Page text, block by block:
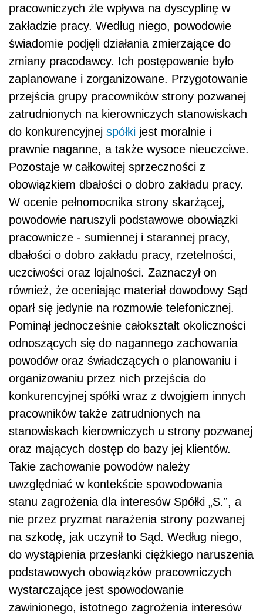
pracowniczych źle wpływa na dyscyplinę w
zakładzie pracy. Według niego, powodowie
świadomie podjęli działania zmierzające do
zmiany pracodawcy. Ich postępowanie było
zaplanowane i zorganizowane. Przygotowanie
przejścia grupy pracowników strony pozwanej
zatrudnionych na kierowniczych stanowiskach
do konkurencyjnej spółki jest moralnie i
prawnie naganne, a także wysoce nieuczciwe.
Pozostaje w całkowitej sprzeczności z
obowiązkiem dbałości o dobro zakładu pracy.
W ocenie pełnomocnika strony skarżącej,
powodowie naruszyli podstawowe obowiązki
pracownicze - sumiennej i starannej pracy,
dbałości o dobro zakładu pracy, rzetelności,
uczciwości oraz lojalności. Zaznaczył on
również, że oceniając materiał dowodowy Sąd
oparł się jedynie na rozmowie telefonicznej.
Pominął jednocześnie całokształt okoliczności
odnoszących się do nagannego zachowania
powodów oraz świadczących o planowaniu i
organizowaniu przez nich przejścia do
konkurencyjnej spółki wraz z dwojgiem innych
pracowników także zatrudnionych na
stanowiskach kierowniczych u strony pozwanej
oraz mających dostęp do bazy jej klientów.
Takie zachowanie powodów należy
uwzględniać w kontekście spowodowania
stanu zagrożenia dla interesów Spółki „S.”, a
nie przez pryzmat narażenia strony pozwanej
na szkodę, jak uczynił to Sąd. Według niego,
do wystąpienia przesłanki ciężkiego naruszenia
podstawowych obowiązków pracowniczych
wystarczające jest spowodowanie
zawinionego, istotnego zagrożenia interesów